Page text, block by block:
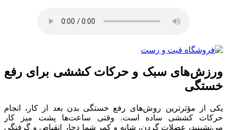
ورزش‌های سبک و حرکات کششی برای رفع
خستگی
یکی از مؤثرترین روش‌های رفع خستگی بدن بعد از کار، انجام
حرکات کششی ساده است. وقتی ساعت‌ها پشت میز کار
می‌نشینید، عضلات گردن، شانه و کمر شما دچار انقباض و گرفتگی